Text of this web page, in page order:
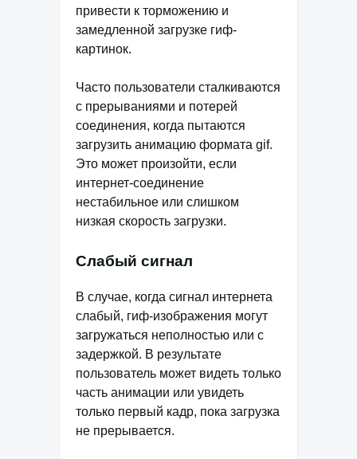
привести к торможению и
замедленной загрузке гиф-
картинок.
Часто пользователи сталкиваются
с прерываниями и потерей
соединения, когда пытаются
загрузить анимацию формата gif.
Это может произойти, если
интернет-соединение
нестабильное или слишком
низкая скорость загрузки.
Слабый сигнал
В случае, когда сигнал интернета
слабый, гиф-изображения могут
загружаться неполностью или с
задержкой. В результате
пользователь может видеть только
часть анимации или увидеть
только первый кадр, пока загрузка
не прерывается.